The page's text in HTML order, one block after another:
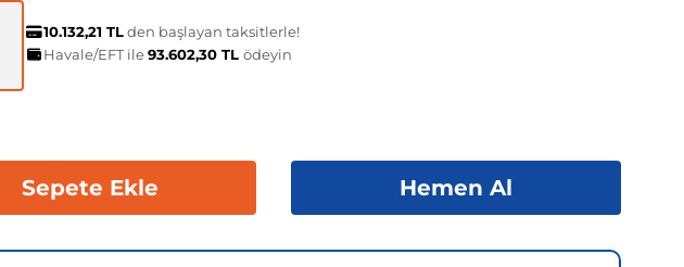
10.132,21 TLden başlayan taksitlerle!
Havale/EFT ile93.602,30 TL ödeyin
Sepete Ekle Hemen Al